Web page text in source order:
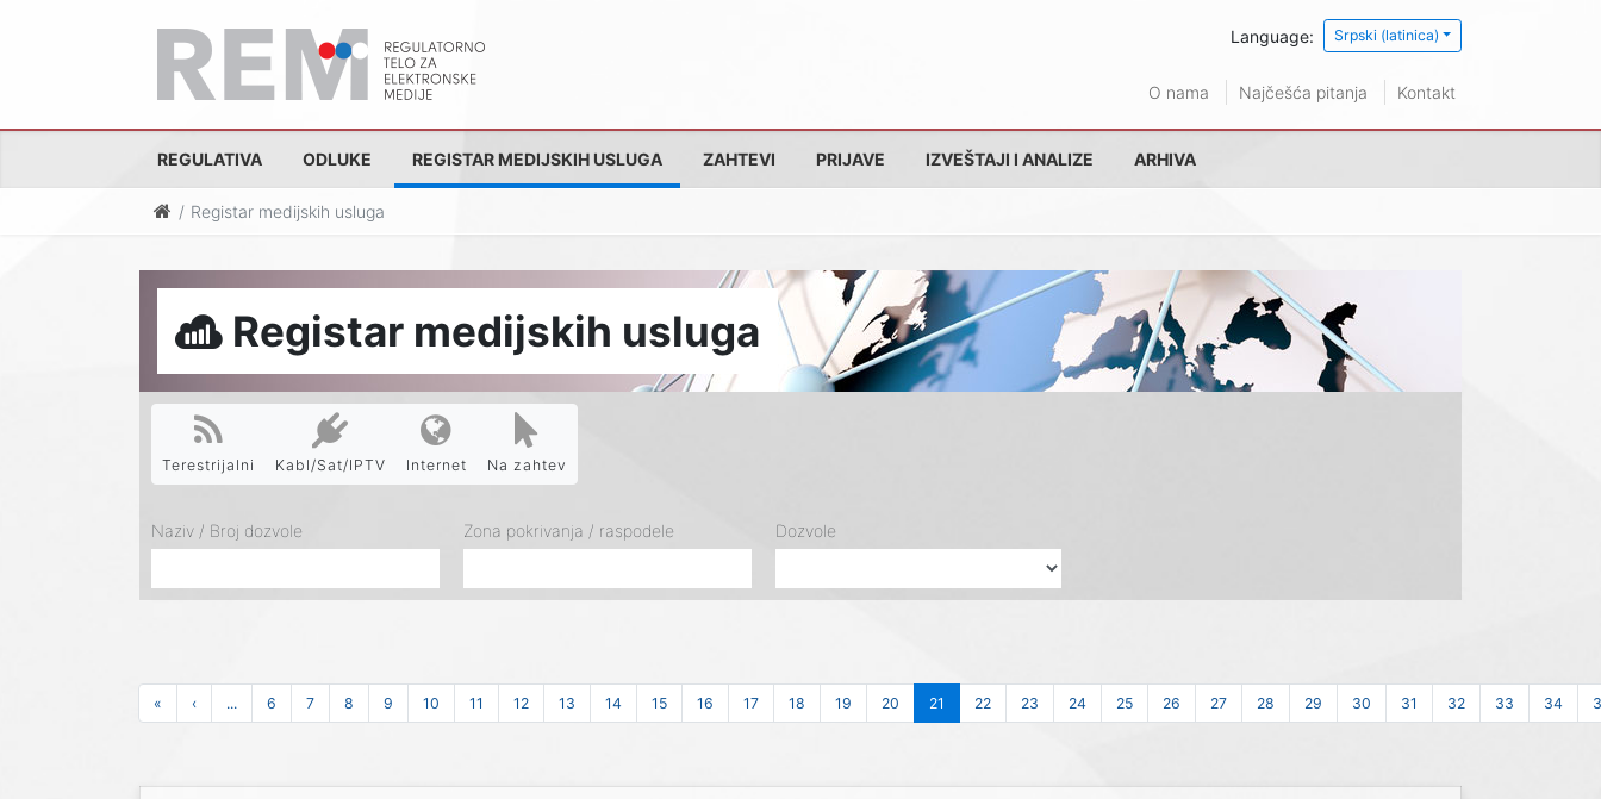
Language: Srpski (latinica)
O nama Najčešća pitanja Kontakt
REGULATIVA ODLUKE REGISTAR MEDIJSKIH USLUGA ZAHTEVI PRIJAVE IZVEŠTAJI I ANALIZE ARHIVA
Registar medijskih usluga
Registar medijskih usluga
Terestrijalni Kabl/Sat/IPTV Internet Na zahtev
Naziv / Broj dozvole Zona pokrivanja / raspodele Dozvole
« ‹ ... 6 7 8 9 10 11 12 13 14 15 16 17 18 19 20 21 22 23 24 25 26 27 28 29 30 31 32 33 34